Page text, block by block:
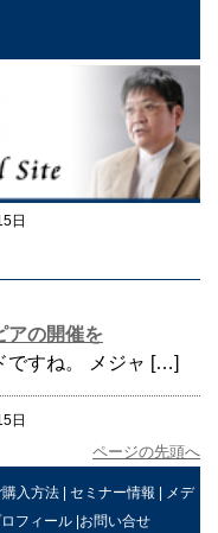
日
アの開催を
ですね。 メジャ […]
日
ページの先頭へ
購入方法 | セミナー情報 | メデ
フィール|お問い合せ